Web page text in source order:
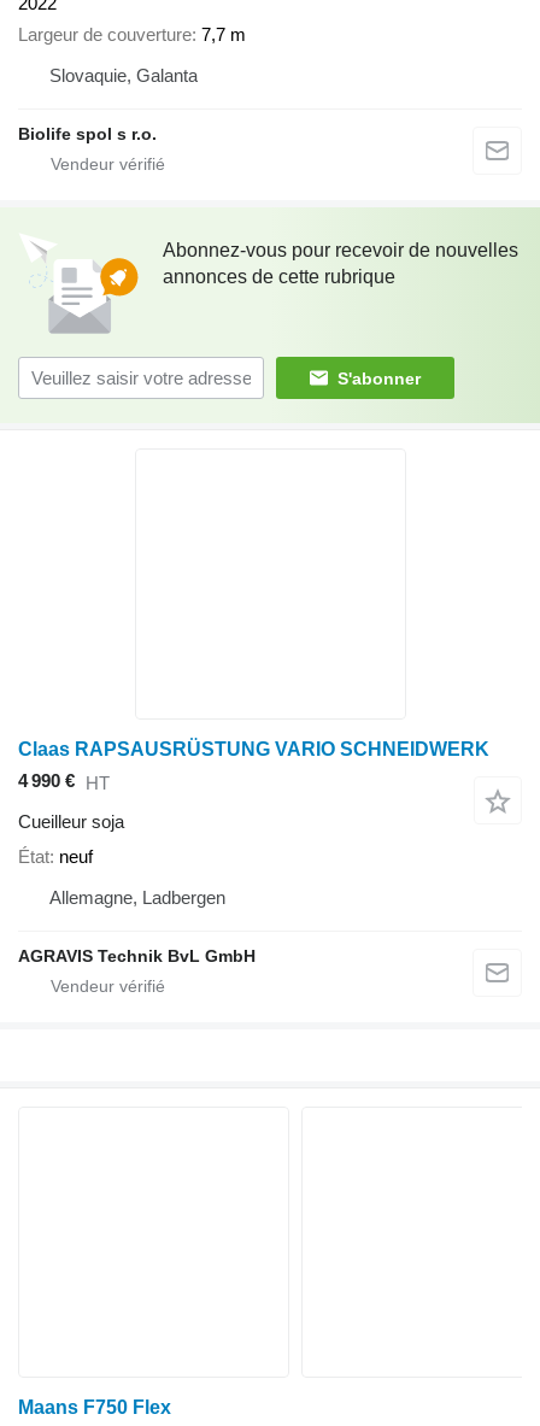
Largeur de couverture 7,7 m
Slovaquie, Galanta
Biolife spol s r.o.
Abonnez-vous pour recevoir de nouvelles
annonces de cette rubrique
S'abonner
Claas RAPSAUSRÜSTUNG VARIO SCHNEIDWERK
4 990 € HT
Cueilleur soja
État neuf
Allemagne, Ladbergen
AGRAVIS Technik BvL GmbH
Maans F750 Flex